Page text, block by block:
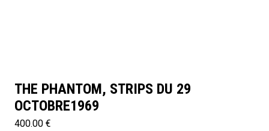
THE PHANTOM, STRIPS DU 29
OCTOBRE1969
400.00 €